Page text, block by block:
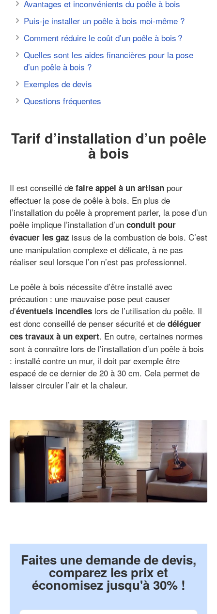
Avantages et inconvénients du poêle à bois
Puis-je installer un poêle à bois moi-même ?
Comment réduire le coût d’un poêle à bois ?
Quelles sont les aides financières pour la pose
d’un poêle à bois ?
Exemples de devis
Questions fréquentes
Tarif d’installation d’un poêle
à bois
Il est conseillé de faire appel à un artisan pour
effectuer la pose de poêle à bois. En plus de
l’installation du poêle à proprement parler, la pose d’un
poêle implique l’installation d’un conduit pour
évacuer les gaz issus de la combustion de bois. C’est
une manipulation complexe et délicate, à ne pas
réaliser seul lorsque l’on n’est pas professionnel.
Le poêle à bois nécessite d’être installé avec
précaution : une mauvaise pose peut causer
d’éventuels incendies lors de l’utilisation du poêle. Il
est donc conseillé de penser sécurité et de déléguer
ces travaux à un expert. En outre, certaines normes
sont à connaître lors de l’installation d’un poêle à bois
: installé contre un mur, il doit par exemple être
espacé de ce dernier de 20 à 30 cm. Cela permet de
laisser circuler l’air et la chaleur.
Faites une demande de devis,
comparez les prix et
économisez jusqu'à 30% !